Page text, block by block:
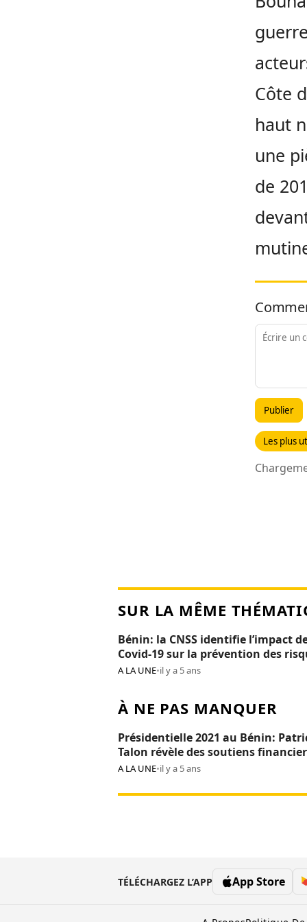
Côte
haut
une
de
Publier
Les plus
SUR LA MÊME
Bénin: la CNSS identifie l’impact
Covid-19 sur la prévention des
professionnels
A LA UNE•il y a 5 ans
À NE PAS MANQUER
Présidentielle 2021 au Bénin:
Talon révèle des soutiens
Réckya Madougou
A LA UNE•il y a 5 ans
TÉLÉCHARGEZ L’APP App Store